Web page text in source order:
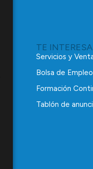
TE INTERESA
Servicios y
Bolsa de Empleo
Formación
Tablón de